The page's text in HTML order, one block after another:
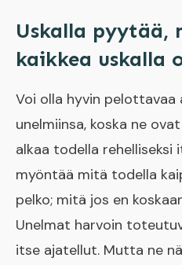
​Uskalla pyytää,
kaikkea uskalla
Voi olla hyvin pelottavaa
unelmiinsa, koska ne
alkaa todella rehelliseksi
myöntää mitä todella
pelko; mitä jos en
Unelmat harvoin
itse ajatellut. Mutta ne